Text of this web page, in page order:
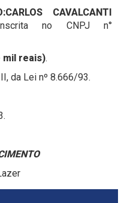
CARLOS CAVALCANTI
no CNPJ n°
mil reais).
da Lei nº 8.666/93.